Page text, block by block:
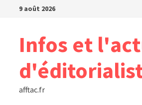
Passer9 août 2026
Infos et
afftac.fr